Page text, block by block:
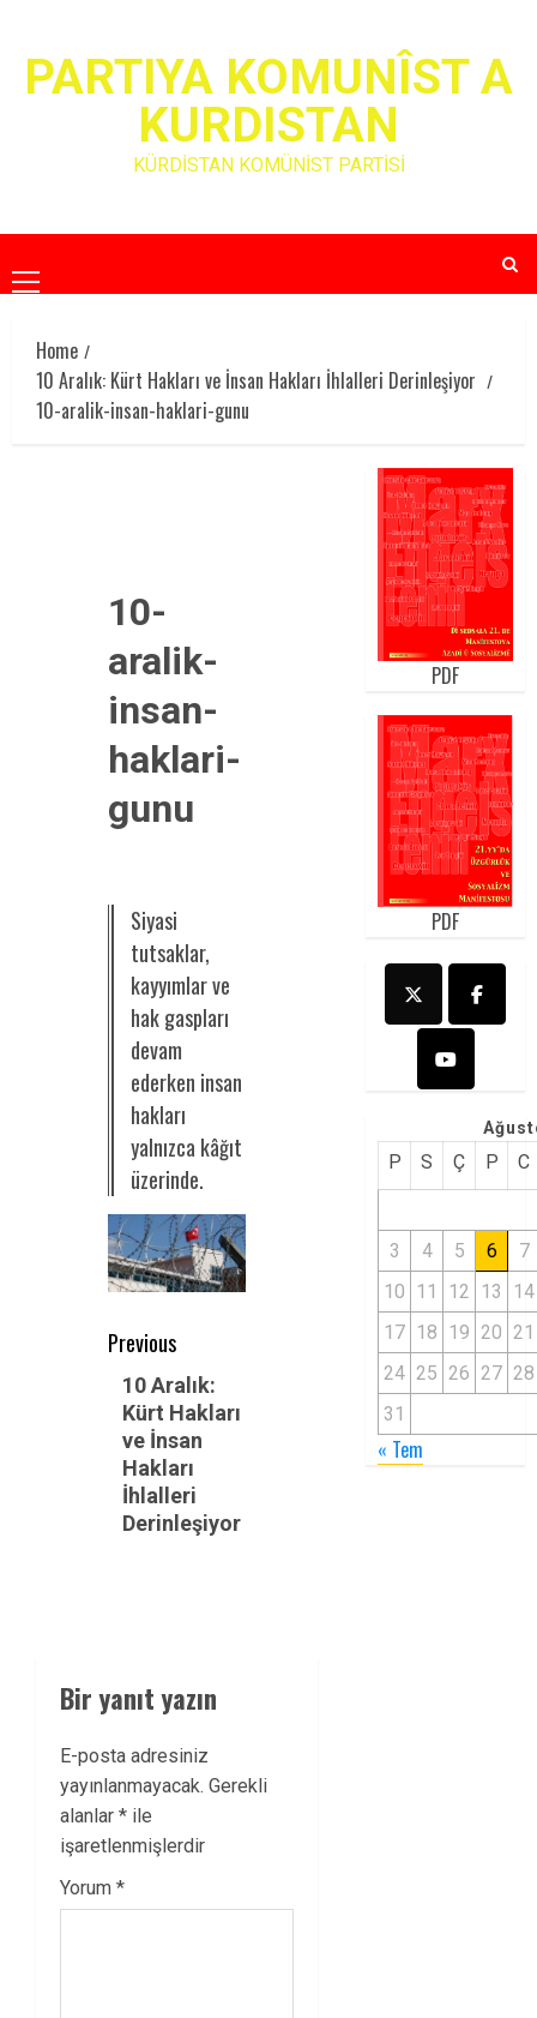
contentPARTIYA KOMUNÎST A
KURDISTAN
KÜRDİSTAN KOMÜNİST PARTİSİ
Primary
Menu
Home
10 Aralık: Kürt Hakları ve İnsan Hakları İhlalleri Derinleşiyor
10-aralik-insan-haklari-gunu
10-
aralik-
insan-
haklari-
gunu
Siyasi
tutsaklar,
kayyımlar ve
hak gaspları
devam
ederken insan
hakları
yalnızca kâğıt
üzerinde.
Post
navigation
Previous
Previous
post:
10 Aralık:
Kürt Hakları
ve İnsan
Hakları
İhlalleri
Derinleşiyor
Bir yanıt yazın
E-posta adresiniz
yayınlanmayacak. Gerekli
alanlar * ile
işaretlenmişlerdir
Yorum *
PDF
PDF
P S Ç P C
3 4 5 6
7
10 11 12 13
14
17 18 19 20 21
24 25 26 27 28
31
« Tem